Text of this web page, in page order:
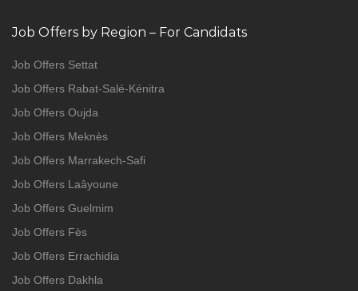
Job Offers by Region – For Candidats
Job Offers Settat
Job Offers Rabat-Salé-Kénitra
Job Offers Oujda
Job Offers Meknès
Job Offers Marrakech-Safi
Job Offers Laâyoune
Job Offers Guelmim
Job Offers Fès
Job Offers Errachidia
Job Offers Dakhla